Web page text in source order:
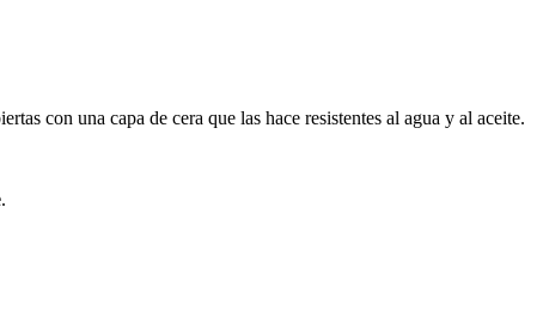
con una capa de cera que las hace resistentes al agua y al aceite.
.